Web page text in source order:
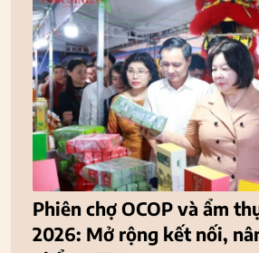
Phiên chợ OCOP và ẩm
2026: Mở rộng kết nối,